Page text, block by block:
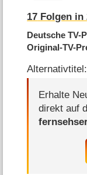
17 Folgen in
Deutsche TV-
Original-TV-
Erhalte
direkt auf